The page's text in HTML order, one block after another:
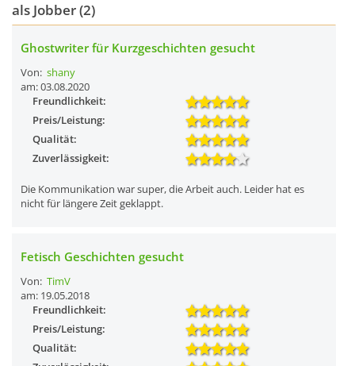
als Jobber (2)
Ghostwriter für Kurzgeschichten gesucht
Von: shany
am: 03.08.2020
Freundlichkeit:
Preis/Leistung:
Qualität:
Zuverlässigkeit:
Die Kommunikation war super, die Arbeit auch. Leider hat es
nicht für längere Zeit geklappt.
Fetisch Geschichten gesucht
Von: TimV
am: 19.05.2018
Freundlichkeit:
Preis/Leistung:
Qualität: